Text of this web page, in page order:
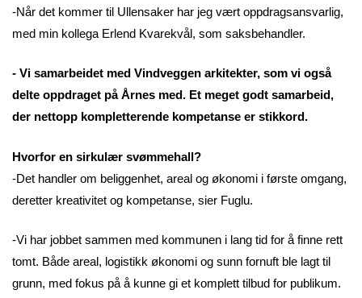
-Når det kommer til Ullensaker har jeg vært oppdragsansvarlig,
med min kollega Erlend Kvarekvål, som saksbehandler.
- Vi samarbeidet med Vindveggen arkitekter, som vi også
delte oppdraget på Årnes med. Et meget godt samarbeid,
der nettopp kompletterende kompetanse er stikkord.
Hvorfor en sirkulær svømmehall?
-Det handler om beliggenhet, areal og økonomi i første omgang,
deretter kreativitet og kompetanse, sier Fuglu.
-Vi har jobbet sammen med kommunen i lang tid for å finne rett
tomt. Både areal, logistikk økonomi og sunn fornuft ble lagt til
grunn, med fokus på å kunne gi et komplett tilbud for publikum.